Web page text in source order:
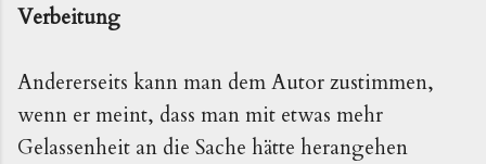
Verbeitung
Andererseits kann man dem Autor zustimmen,
wenn er meint, dass man mit etwas mehr
Gelassenheit an die Sache hätte herangehen